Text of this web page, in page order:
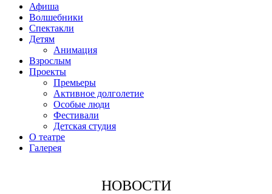
Афиша
Волшебники
Спектакли
Детям
Анимация
Взрослым
Проекты
Премьеры
Активное долголетие
Особые люди
Фестивали
Детская студия
О театре
Галерея
НОВОСТИ